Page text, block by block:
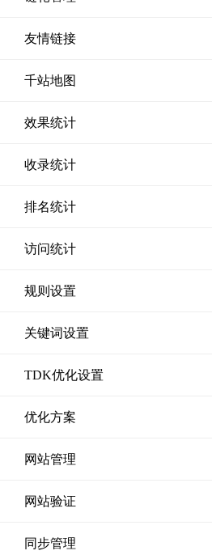
友情链接
千站地图
效果统计
收录统计
排名统计
访问统计
规则设置
关键词设置
TDK优化设置
优化方案
网站管理
网站验证
同步管理